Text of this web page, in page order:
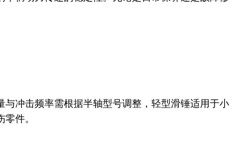
冲击频率需根据半轴型号调整，轻型滑锤适用于小
件。